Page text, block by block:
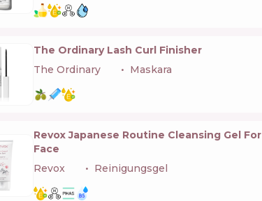
The Ordinary Lash Curl Finisher
The Ordinary
Maskara
Revox Japanese Routine Cleansing Gel For
Face
Revox
Reinigungsgel